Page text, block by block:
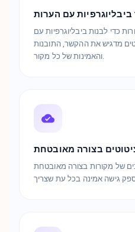
ביבליוגרפיות עם הערות
כדי לבנות ביבליוגרפיות עם
מדגיש את ההקשר, התובנות
בצורה מאובטחת
של מקורות בצורה מאובטחת